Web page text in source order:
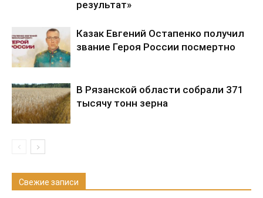
результат»
Казак Евгений Остапенко получил
звание Героя России посмертно
В Рязанской области собрали 371
тысячу тонн зерна
Свежие записи